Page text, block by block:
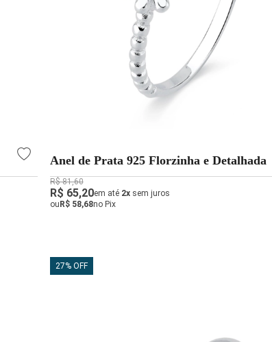
Anel de Prata 925 Florzinha e Detalhada
R$ 81,60
R$ 65,20em até 2xsem juros
ou R$ 58,68no Pix
27% OFF